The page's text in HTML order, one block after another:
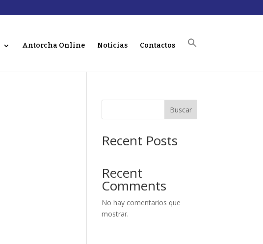
Antorcha Online Noticias Contactos
Buscar
Recent Posts
Recent
Comments
No hay comentarios que
mostrar.